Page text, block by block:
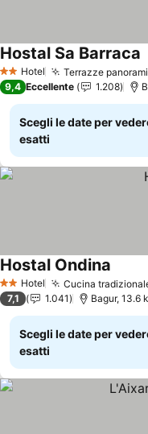
2 StelleHotel Terrazze
Hostal Sa Barraca
9,4 Eccellente 1.208
Scegli le date per
esatti
2 StelleHotel Cucina
Hostal Ondina
7,1 1.041 Bagur, 13.6
Scegli le date per
esatti